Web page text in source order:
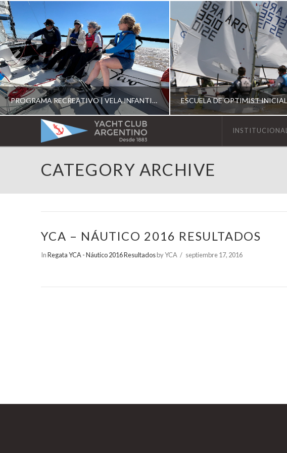
PROGRAMA RECREATIVO | VELA INFANTIL, JUVENIL Y DE CRUCERO 2026
ESCUELA RECREATIVA 2026
YACHT
CLUB
ARGENTINO
INSTITUCIONAL
CATEGORY ARCHIVE
YCA – NÁUTICO 2016 RESULTADOS
InRegata YCA - Náutico 2016 Resultadosby YCA septiembre 17, 2016